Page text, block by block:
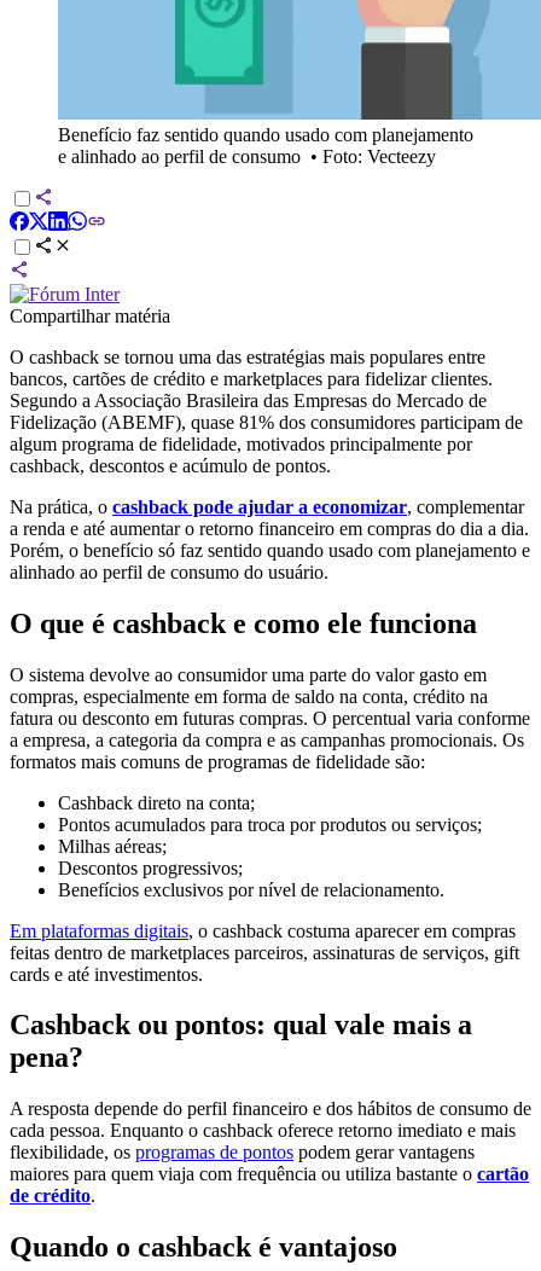
Benefício faz sentido quando usado com planejamento
e alinhado ao perfil de consumo • Foto: Vecteezy
Compartilhar matéria
O cashback se tornou uma das estratégias mais populares entre
bancos, cartões de crédito e marketplaces para fidelizar clientes.
Segundo a Associação Brasileira das Empresas do Mercado de
Fidelização (ABEMF), quase 81% dos consumidores participam de
algum programa de fidelidade, motivados principalmente por
cashback, descontos e acúmulo de pontos.
Na prática, o cashback pode ajudar a economizar, complementar
a renda e até aumentar o retorno financeiro em compras do dia a dia.
Porém, o benefício só faz sentido quando usado com planejamento e
alinhado ao perfil de consumo do usuário.
O que é cashback e como ele funciona
O sistema devolve ao consumidor uma parte do valor gasto em
compras, especialmente em forma de saldo na conta, crédito na
fatura ou desconto em futuras compras. O percentual varia conforme
a empresa, a categoria da compra e as campanhas promocionais. Os
formatos mais comuns de programas de fidelidade são:
Cashback direto na conta;
Pontos acumulados para troca por produtos ou serviços;
Milhas aéreas;
Descontos progressivos;
Benefícios exclusivos por nível de relacionamento.
Em plataformas digitais, o cashback costuma aparecer em compras
feitas dentro de marketplaces parceiros, assinaturas de serviços, gift
cards e até investimentos.
Cashback ou pontos: qual vale mais a
pena?
A resposta depende do perfil financeiro e dos hábitos de consumo de
cada pessoa. Enquanto o cashback oferece retorno imediato e mais
flexibilidade, os programas de pontos podem gerar vantagens
maiores para quem viaja com frequência ou utiliza bastante o cartão
de crédito.
Quando o cashback é vantajoso